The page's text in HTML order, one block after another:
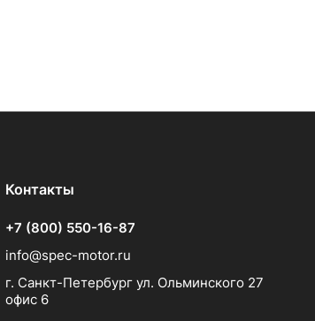
Контакты
+7 (800) 550-16-87
info@spec-motor.ru
г. Санкт-Петербург ул. Ольминского 27
офис 6